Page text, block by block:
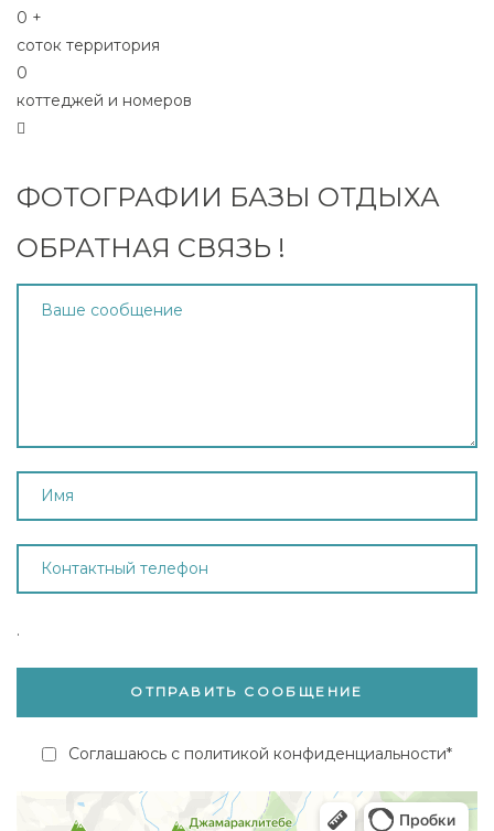
0 +
соток территория
0
коттеджей и номеров
ФОТОГРАФИИ БАЗЫ ОТДЫХА
ОБРАТНАЯ СВЯЗЬ !
.
Соглашаюсь с политикой конфиденциальности*